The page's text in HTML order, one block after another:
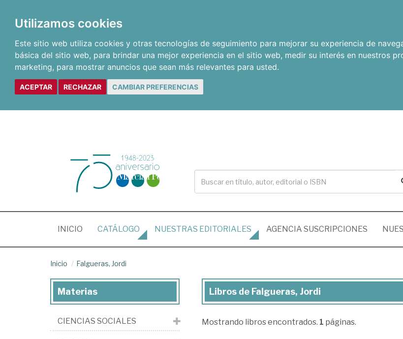
Utilizamos cookies
Este sitio web utiliza cookies y otras tecnologías de seguimiento para mejorar su experiencia de
básica del sitio web, para brindar una mejor experiencia en el sitio web, medir su interés en nuestros
marketing, para mostrar anuncios que sean más relevantes para usted.
ACEPTAR RECHAZAR CAMBIAR PREFERENCIAS
INICIO (CURRENT)
CATÁLOGO NUESTRAS EDITORIALES AGENCIA SUSCRIPCIONES
Inicio Falgueras, Jordi
Libros
Falgueras,
Libros de Falgueras, Jordi
Mostrando libros encontrados. 1 páginas.
Materias
CIENCIAS SOCIALES